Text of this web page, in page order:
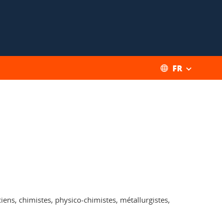
FR
chimistes, physico-chimistes, métallurgistes,